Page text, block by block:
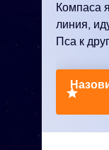
Компаса
линия,
Пса к